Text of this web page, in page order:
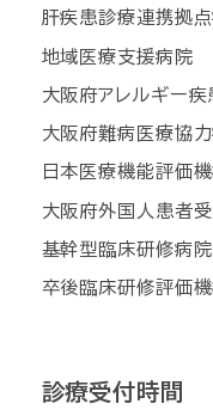
肝疾患診療連携拠
地域医療支援病院
大阪府アレルギー
大阪府難病医療協
日本医療機能評価
大阪府外国人患者
基幹型臨床研修病院
卒後臨床研修評価
診療受付時間